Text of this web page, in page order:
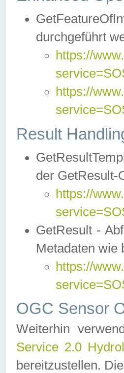
durchgeführt
https://
https://
Result
der GetResult-
https://
GetResult -
Metadaten wie
https://
OGC Sensor
Weiterhin
Service 2.0
bereitzustellen.